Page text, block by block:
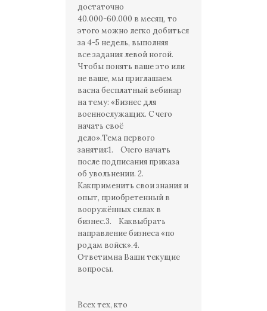
достаточно
40.000-60.000 в месяц, то
этого можно легко добиться
за 4-5 недель, выполняя
все задания левой ногой.
Чтобы понять ваше это или
не ваше, мы приглашаем
васна бесплатный вебинар
на тему: «Бизнес для
военнослужащих. С чего
начать своё
дело».Тема первого
занятия:1. Счего начать
после подписания приказа
об увольнении. 2.
Какприменить свои знания и
опыт, приобретенный в
вооружённых силах в
бизнес.3. Каквыбрать
направление бизнеса «по
родам войск».4.
Ответимна Ваши текущие
вопросы.
Всех тех, кто